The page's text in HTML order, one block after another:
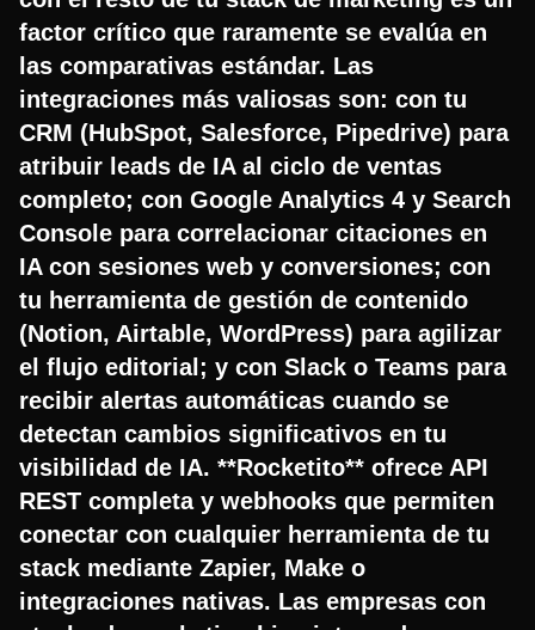
factor crítico que raramente se evalúa en
las comparativas estándar. Las
integraciones más valiosas son: con tu
CRM (HubSpot, Salesforce, Pipedrive) para
atribuir leads de IA al ciclo de ventas
completo; con Google Analytics 4 y Search
Console para correlacionar citaciones en
IA con sesiones web y conversiones; con
tu herramienta de gestión de contenido
(Notion, Airtable, WordPress) para agilizar
el flujo editorial; y con Slack o Teams para
recibir alertas automáticas cuando se
detectan cambios significativos en tu
visibilidad de IA. **Rocketito** ofrece API
REST completa y webhooks que permiten
conectar con cualquier herramienta de tu
stack mediante Zapier, Make o
integraciones nativas. Las empresas con